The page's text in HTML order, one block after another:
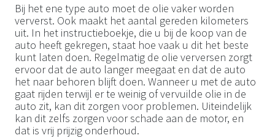
Bij het ene type auto moet de olie vaker worden
ververst. Ook maakt het aantal gereden kilometers
uit. In het instructieboekje, die u bij de koop van de
auto heeft gekregen, staat hoe vaak u dit het beste
kunt laten doen. Regelmatig de olie verversen zorgt
ervoor dat de auto langer meegaat en dat de auto
het naar behoren blijft doen. Wanneer u met de auto
gaat rijden terwijl er te weinig of vervuilde olie in de
auto zit, kan dit zorgen voor problemen. Uiteindelijk
kan dit zelfs zorgen voor schade aan de motor, en
dat is vrij prijzig onderhoud.